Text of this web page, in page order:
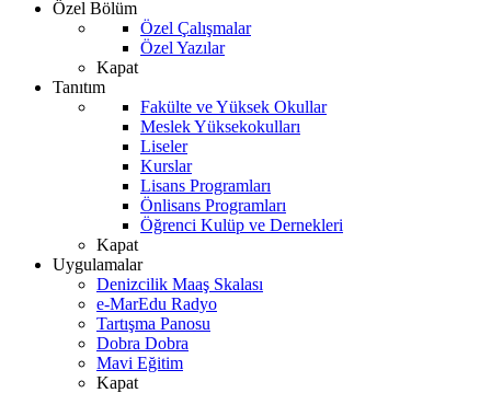
Özel Bölüm
Özel Çalışmalar
Özel Yazılar
Kapat
Tanıtım
Fakülte ve Yüksek Okullar
Meslek Yüksekokulları
Liseler
Kurslar
Lisans Programları
Önlisans Programları
Öğrenci Kulüp ve Dernekleri
Kapat
Uygulamalar
Denizcilik Maaş Skalası
e-MarEdu Radyo
Tartışma Panosu
Dobra Dobra
Mavi Eğitim
Kapat